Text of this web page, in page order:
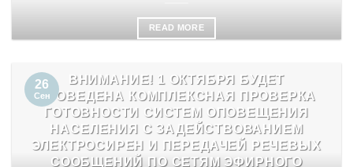
READ MORE
ВНИМАНИЕ! 1 ОКТЯБРЯ БУДЕТ
ПРОВЕДЕНА КОМПЛЕКСНАЯ ПРОВЕРКА
ГОТОВНОСТИ СИСТЕМ ОПОВЕЩЕНИЯ
НАСЕЛЕНИЯ С ЗАДЕЙСТВОВАНИЕМ
ЭЛЕКТРОСИРЕН И ПЕРЕДАЧЕЙ РЕЧЕВЫХ
СООБЩЕНИЙ ПО СЕТЯМ ЭФИРНОГО
26
Сен